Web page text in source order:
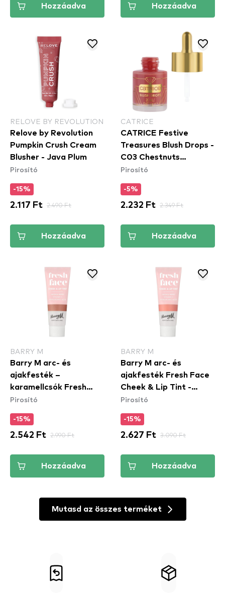
Hozzáadva Hozzáadva
RELOVE BY REVOLUTION
Relove by Revolution
Pumpkin Crush Cream
Blusher - Java Plum
Pirosító
-15%
2.117 Ft 2.490 Ft
Hozzáadva
CATRICE
CATRICE Festive
Treasures Blush Drops -
C03 Chestnuts
Roasting
Pirosító
-5%
2.232 Ft 2.349 Ft
Hozzáadva
BARRY M
Barry M arc- és
ajakfesték –
karamellcsók Fresh
Face Cheek & Lip Tint -
(FFCLT4)
Pirosító
-15%
2.542 Ft 2.990 Ft
Hozzáadva
BARRY M
Barry M arc- és
ajakfesték Fresh Face
Cheek & Lip Tint -
Peach Glow (FFCLT5)
Pirosító
-15%
2.627 Ft 3.090 Ft
Hozzáadva
Mutasd az összes terméket